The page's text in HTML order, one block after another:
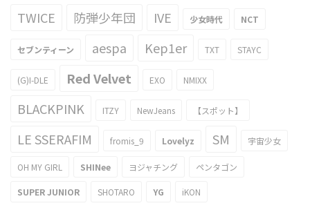
TWICE 防弾少年団 IVE 少女時代 NCT
セブンティーン aespa Kep1er TXT STAYC
(G)I-DLE Red Velvet EXO NMIXX
BLACKPINK ITZY NewJeans 【スポット】
LE SSERAFIM fromis_9 Lovelyz SM 宇宙少女
OH MY GIRL SHINee ヨジャチング ペンタゴン
SUPER JUNIOR SHOTARO YG iKON